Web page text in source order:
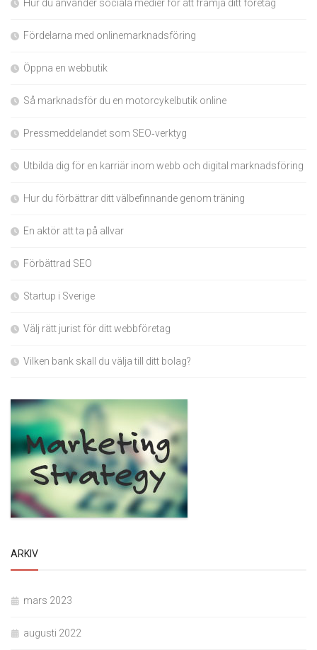
Hur du använder sociala medier för att främja ditt företag
Fördelarna med onlinemarknadsföring
Öppna en webbutik
Så marknadsför du en motorcykelbutik online
Pressmeddelandet som SEO‑verktyg
Utbilda dig för en karriär inom webb och digital marknadsföring
Hur du förbättrar ditt välbefinnande genom träning
En aktör att ta på allvar
Förbättrad SEO
Startup i Sverige
Välj rätt jurist för ditt webbföretag
Vilken bank skall du välja till ditt bolag?
ARKIV
mars 2023
augusti 2022